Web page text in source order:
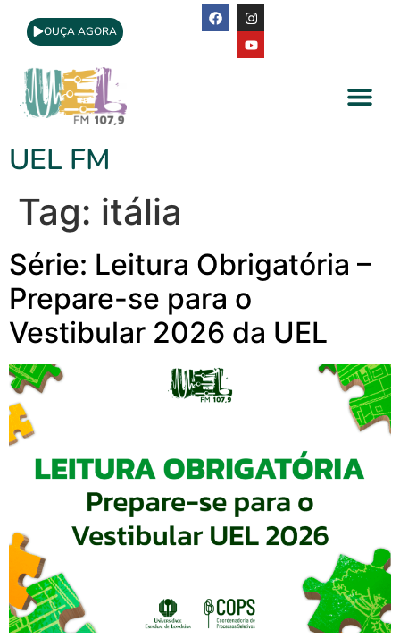
OUÇA AGORA
UEL FM
Tag: itália
Série: Leitura Obrigatória –
Prepare-se para o
Vestibular 2026 da UEL